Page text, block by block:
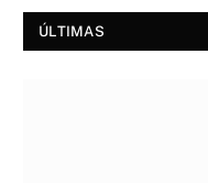
ÚLTIMAS